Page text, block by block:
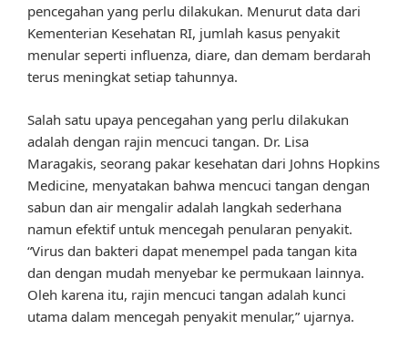
pencegahan yang perlu dilakukan. Menurut data dari
Kementerian Kesehatan RI, jumlah kasus penyakit
menular seperti influenza, diare, dan demam berdarah
terus meningkat setiap tahunnya.
Salah satu upaya pencegahan yang perlu dilakukan
adalah dengan rajin mencuci tangan. Dr. Lisa
Maragakis, seorang pakar kesehatan dari Johns Hopkins
Medicine, menyatakan bahwa mencuci tangan dengan
sabun dan air mengalir adalah langkah sederhana
namun efektif untuk mencegah penularan penyakit.
“Virus dan bakteri dapat menempel pada tangan kita
dan dengan mudah menyebar ke permukaan lainnya.
Oleh karena itu, rajin mencuci tangan adalah kunci
utama dalam mencegah penyakit menular,” ujarnya.